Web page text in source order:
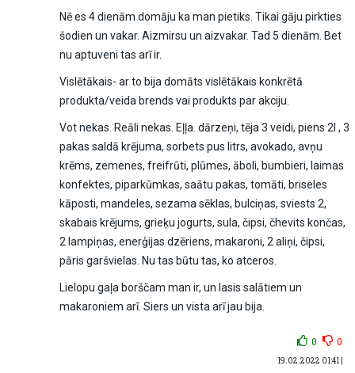
Nē es 4 dienām domāju ka man pietiks. Tikai gāju pirkties
šodien un vakar. Aizmirsu un aizvakar. Tad 5 dienām. Bet
nu aptuveni tas arī ir.
Vislētākais- ar to bija domāts vislētākais konkrētā
produkta/veida brends vai produkts par akciju.
Vot nekas. Reāli nekas. Eļļa. dārzeņi, tēja 3 veidi, piens 2l , 3
pakas saldā krējuma, sorbets pus litrs, avokado, avņu
krēms, zemenes, freifrūti, plūmes, āboli, bumbieri, laimas
konfektes, piparkūmkas, saātu pakas, tomāti, briseles
kāposti, mandeles, sezama sēklas, bulciņas, sviests 2,
skabais krējums, grieķu jogurts, sula, čipsi, čhevits končas,
2 lampiņas, enerģijas dzēriens, makaroni, 2 aliņi, čipsi,
pāris garšvielas. Nu tas būtu tas, ko atceros.
Lielopu gaļa borščam man ir, un lasis salātiem un
makaroniem arī. Siers un vista arī jau bija.
0 0
19.02.2022 01:41 |